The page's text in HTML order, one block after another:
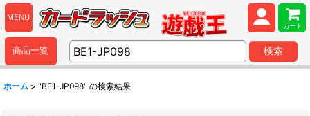
MENU
カート
商品一覧 検索
ホーム > "BE1-JP098" の検索結果